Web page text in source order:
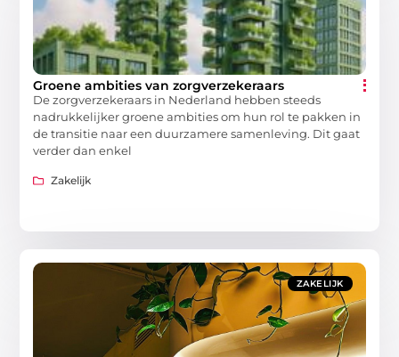
Groene ambities van zorgverzekeraars
De zorgverzekeraars in Nederland hebben steeds
nadrukkelijker groene ambities om hun rol te pakken in
de transitie naar een duurzamere samenleving. Dit gaat
verder dan enkel
Zakelijk
ZAKELIJK